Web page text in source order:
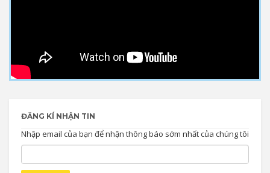
ĐĂNG KÍ NHẬN TIN
Nhập email của bạn để nhận thông báo sớm nhất của chúng tôi